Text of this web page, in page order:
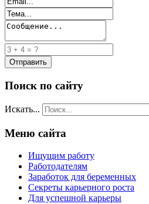
Поиск по сайту
Искать...
Меню сайта
Ищущим работу
Работодателям
Заработок для беременных
Секреты карьерного роста
Для успешной карьеры